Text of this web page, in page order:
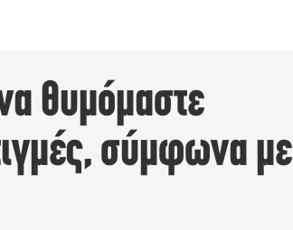
θυμόμαστε
σύμφωνα με